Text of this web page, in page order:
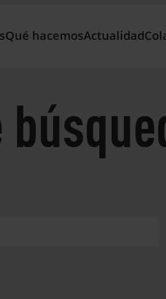
Qué hacemosActualidad